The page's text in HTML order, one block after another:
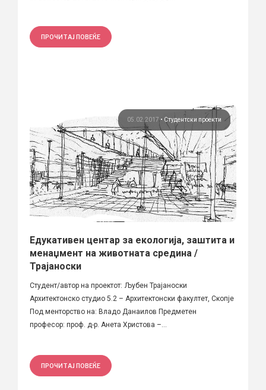
ПРОЧИТАЈ ПОВЕЌЕ
05.02.2017• Студентски проекти
Едукативен центар за екологија, заштита и
менаџмент на животната средина /
Трајаноски
Студент/автор на проектот: Љубен Трајаноски
Архитектонско студио 5.2 – Архитектонски факултет, Скопје
Под менторство на: Владо Данаилов Предметен
професор: проф. д-р. Анета Христова –...
ПРОЧИТАЈ ПОВЕЌЕ